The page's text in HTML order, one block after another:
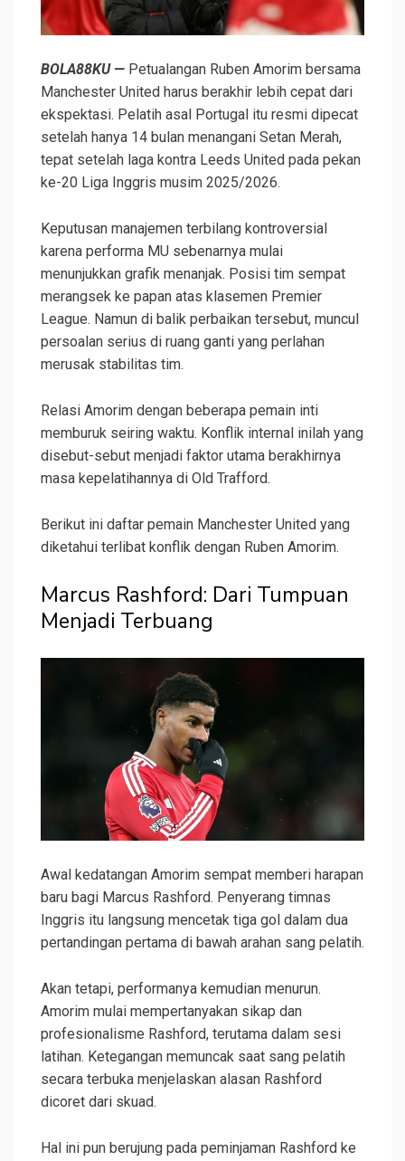
BOLA88KU — Petualangan Ruben Amorim bersama
Manchester United harus berakhir lebih cepat dari
ekspektasi. Pelatih asal Portugal itu resmi dipecat
setelah hanya 14 bulan menangani Setan Merah,
tepat setelah laga kontra Leeds United pada pekan
ke-20 Liga Inggris musim 2025/2026.
Keputusan manajemen terbilang kontroversial
karena performa MU sebenarnya mulai
menunjukkan grafik menanjak. Posisi tim sempat
merangsek ke papan atas klasemen Premier
League. Namun di balik perbaikan tersebut, muncul
persoalan serius di ruang ganti yang perlahan
merusak stabilitas tim.
Relasi Amorim dengan beberapa pemain inti
memburuk seiring waktu. Konflik internal inilah yang
disebut-sebut menjadi faktor utama berakhirnya
masa kepelatihannya di Old Trafford.
Berikut ini daftar pemain Manchester United yang
diketahui terlibat konflik dengan Ruben Amorim.
Marcus Rashford: Dari Tumpuan
Menjadi Terbuang
Awal kedatangan Amorim sempat memberi harapan
baru bagi Marcus Rashford. Penyerang timnas
Inggris itu langsung mencetak tiga gol dalam dua
pertandingan pertama di bawah arahan sang pelatih.
Akan tetapi, performanya kemudian menurun.
Amorim mulai mempertanyakan sikap dan
profesionalisme Rashford, terutama dalam sesi
latihan. Ketegangan memuncak saat sang pelatih
secara terbuka menjelaskan alasan Rashford
dicoret dari skuad.
Hal ini pun berujung pada peminjaman Rashford ke